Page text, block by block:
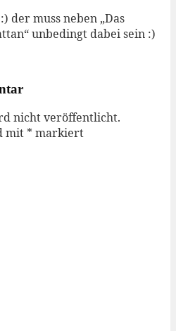
der muss neben „Das
unbedingt dabei sein :)
nicht veröffentlicht.
mit * markiert